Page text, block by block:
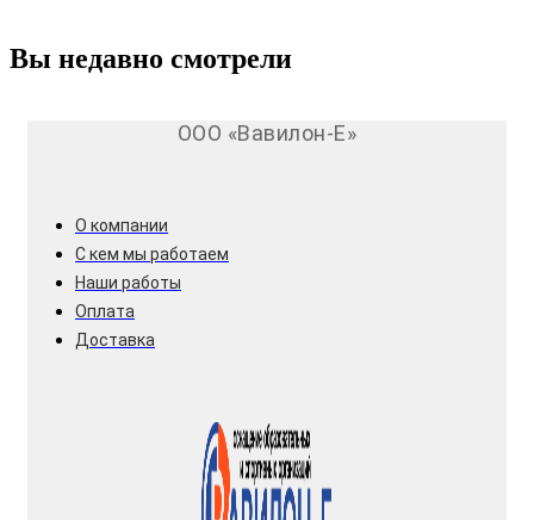
Вы недавно смотрели
ООО «Вавилон-Е»
О компании
С кем мы работаем
Наши работы
Оплата
Доставка